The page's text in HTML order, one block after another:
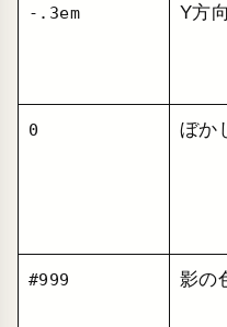
-.3em Y方
0 ぼか
#999 影の